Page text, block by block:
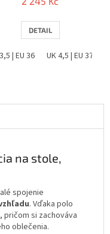
38 UK 6 | EU 39 UK 6,5 |
DETAIL
| EU 36 UK 4,5 | EU 37
na stole,
spojenie
. Vďaka polo
si zachováva
oblečenia.